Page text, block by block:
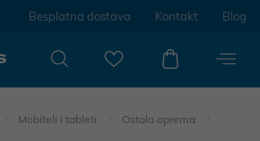
Besplatna dostava Kontakt Blog
Mobiteli i tableti Ostala oprema